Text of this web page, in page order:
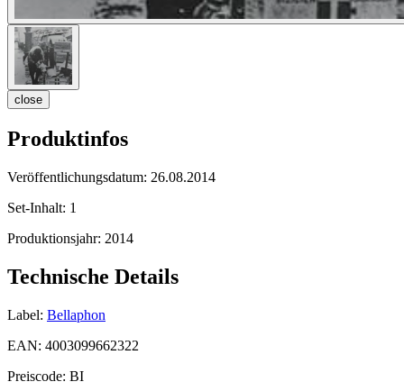
close
Produktinfos
Veröffentlichungsdatum: 26.08.2014
Set-Inhalt: 1
Produktionsjahr: 2014
Technische Details
Label: Bellaphon
EAN: 4003099662322
Preiscode: BI